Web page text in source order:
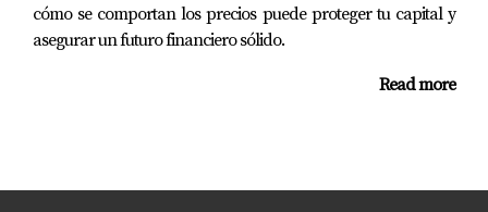
cómo se comportan los precios puede proteger tu capital y
asegurar un futuro financiero sólido.
Read more